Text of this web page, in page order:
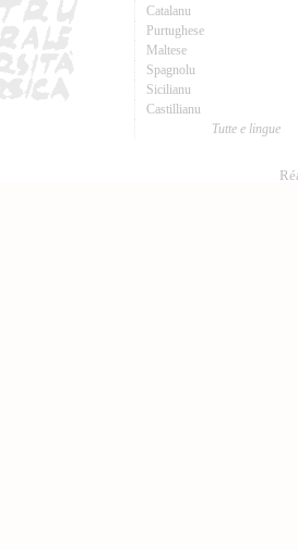
Catalanu
Purtughese
Maltese
Spagnolu
Sicilianu
Castillianu
Tutte e lingue